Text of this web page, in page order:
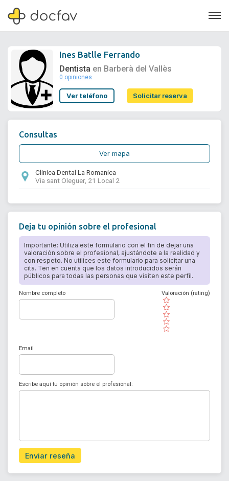
Soporte
Ines Batlle Ferrando
Dentista en Barberà del Vallès
0 opiniones
Ver teléfono Solicitar reserva
Consultas
Ver mapa
Clinica Dental La Romanica
Via sant Oleguer, 21 Local 2
Deja tu opinión sobre el profesional
Importante: Utiliza este formulario con el fin de dejar una
valoración sobre el profesional, ajustándote a la realidad y
con respeto. No utilices este formulario para solicitar una
cita. Ten en cuenta que los datos introducidos serán
públicos para todas las personas que visiten este perfil.
Nombre completo
( )
( )
( )
( )
( )
Valoración (rating)
Email
Escribe aquí tu opinión sobre el profesional:
Enviar reseña